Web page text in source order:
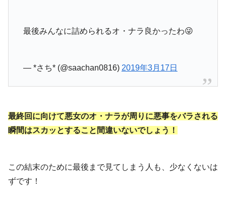
最後みんなに詰められるオ・ナラ良かったわ😜
— *さち* (@saachan0816) 2019年3月17日
最終回に向けて悪女のオ・ナラが周りに悪事をバラされる
瞬間はスカッとすること間違いないでしょう！
この結末のために最後まで見てしまう人も、少なくないは
ずです！